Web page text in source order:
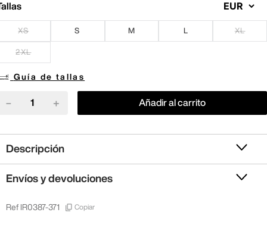
XS S M L XL
2XL
Guía de tallas
＋
－ Añadir al carrito
Descripción
Envíos y devoluciones
Ref IR0387-371 Copiar